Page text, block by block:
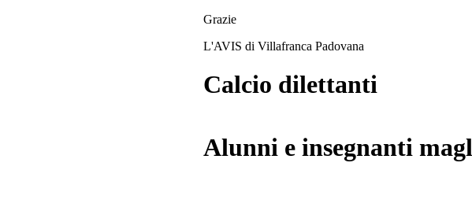
Grazie
L'AVIS di Villafranca Padovana
Calcio dilettanti
Alunni e insegnanti